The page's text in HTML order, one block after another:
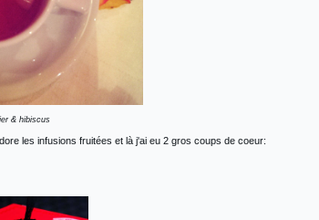
& hibiscus
les infusions fruitées et là j'ai eu 2 gros coups de coeur: